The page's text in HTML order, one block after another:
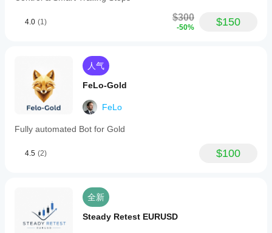
4.0 (1) $300
-50% $150
人气
FeLo-Gold
FeLo
Fully automated Bot for Gold
4.5 (2) $100
全新
Steady Retest EURUSD